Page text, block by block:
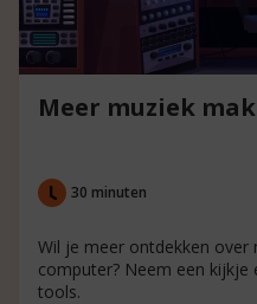
Meer muziek
30 minuten
Wil je meer ontdekken over
computer? Neem een kijkje
tools.